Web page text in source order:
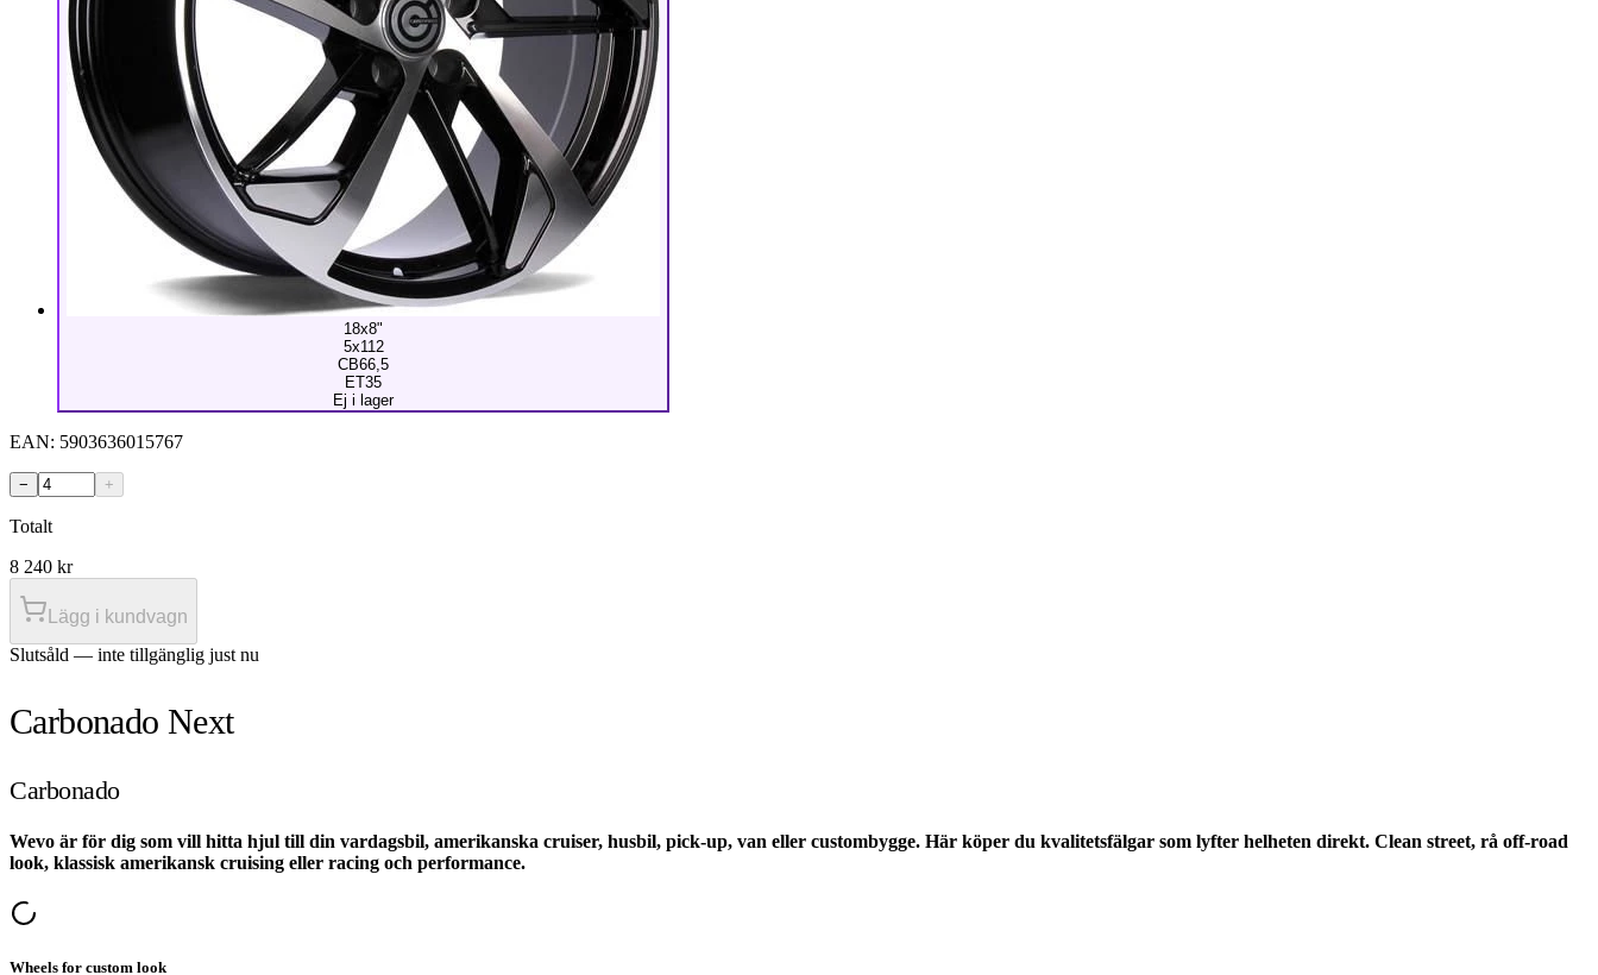
18x8"
5x112
CB66,5
ET35
Ej i lager
EAN: 5903636015767
− +
Totalt
8 240 kr
Lägg i kundvagn
Slutsåld — inte tillgänglig just nu
Carbonado Next
Carbonado
Wevo är för dig som vill hitta hjul till din vardagsbil, amerikanska cruiser, husbil, pick-up, van eller custombygge. Här köper du kvalitetsfälgar som lyfter helheten direkt. Clean street, rå off-road
look, klassisk amerikansk cruising eller racing och performance.
Wheels for custom look